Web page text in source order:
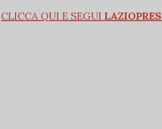
CLICCA QUI E SEGUI